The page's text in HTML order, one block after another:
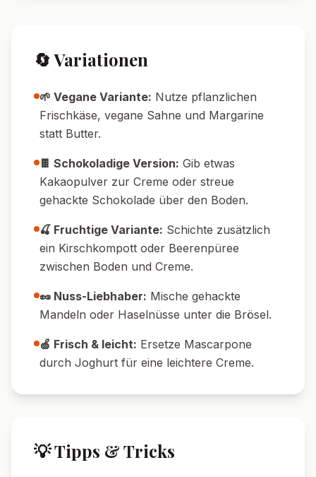
Pin it!
Nährwerte pro Portion
520
Kalorien
14g
Protein
75g
Kohlenhydrate
18g
Fett
🔄 Variationen